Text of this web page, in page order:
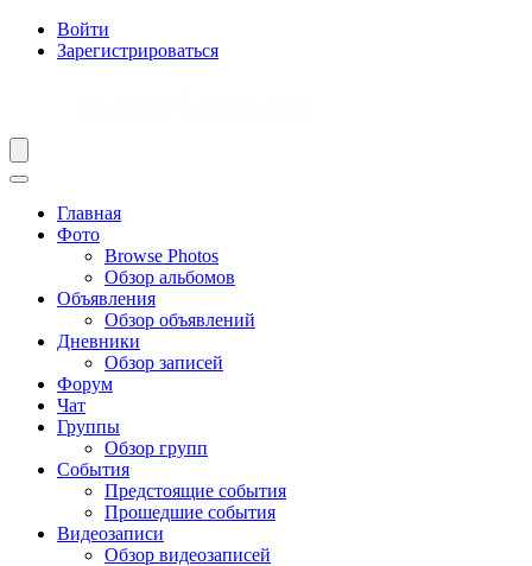
Войти
Зарегистрироваться
Главная
Фото
Browse Photos
Обзор альбомов
Объявления
Обзор объявлений
Дневники
Обзор записей
Форум
Чат
Группы
Обзор групп
События
Предстоящие события
Прошедшие события
Видеозаписи
Обзор видеозаписей